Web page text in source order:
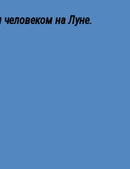
на Луне.